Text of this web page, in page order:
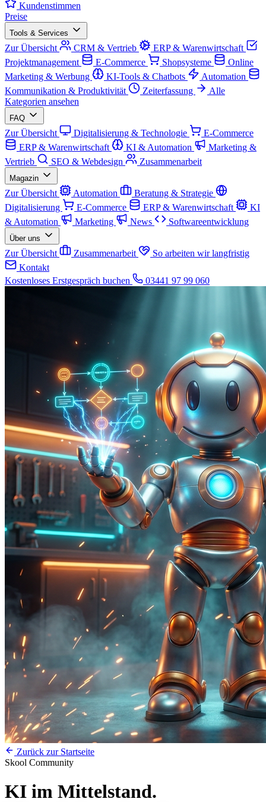
Kundenstimmen
Preise
Tools & Services
Zur Übersicht CRM & Vertrieb
ERP & Warenwirtschaft
Projektmanagement
E-Commerce Shopsysteme
Online
Marketing & Werbung
KI-Tools & Chatbots
Automation
Kommunikation & Produktivität
Zeiterfassung
Alle
Kategorien ansehen
FAQ
Zur Übersicht Digitalisierung & Technologie
E-Commerce
ERP & Warenwirtschaft
KI & Automation
Marketing &
Vertrieb
SEO & Webdesign Zusammenarbeit
Magazin
Zur Übersicht Automation
Beratung & Strategie
Digitalisierung
E-Commerce ERP & Warenwirtschaft
KI
& Automation
Marketing News Softwareentwicklung
Über uns
Zur Übersicht Zusammenarbeit
So arbeiten wir langfristig
Kontakt
Kostenloses Erstgespräch buchen
03441 97 99 060
Zurück zur Startseite
Skool Community
KI im Mittelstand.